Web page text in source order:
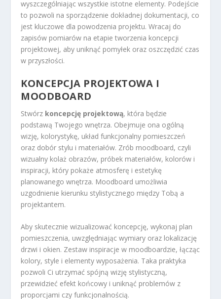
wyszczególniając wszystkie istotne elementy. Podejście
to pozwoli na sporządzenie dokładnej dokumentacji, co
jest kluczowe dla powodzenia projektu. Wracaj do
zapisów pomiarów na etapie tworzenia koncepcji
projektowej, aby uniknąć pomyłek oraz oszczędzić czas
w przyszłości.
KONCEPCJA PROJEKTOWA I
MOODBOARD
Stwórz koncepcję projektową, która będzie
podstawą Twojego wnętrza. Obejmuje ona ogólną
wizję, kolorystykę, układ funkcjonalny pomieszczeń
oraz dobór stylu i materiałów. Zrób moodboard, czyli
wizualny kolaż obrazów, próbek materiałów, kolorów i
inspiracji, który pokaże atmosferę i estetykę
planowanego wnętrza. Moodboard umożliwia
uzgodnienie kierunku stylistycznego między Tobą a
projektantem.
Aby skutecznie wizualizować koncepcję, wykonaj plan
pomieszczenia, uwzględniając wymiary oraz lokalizację
drzwi i okien. Zestaw inspiracje w moodboardzie, łącząc
kolory, style i elementy wyposażenia. Taka praktyka
pozwoli Ci utrzymać spójną wizję stylistyczną,
przewidzieć efekt końcowy i uniknąć problemów z
proporcjami czy funkcjonalnością.